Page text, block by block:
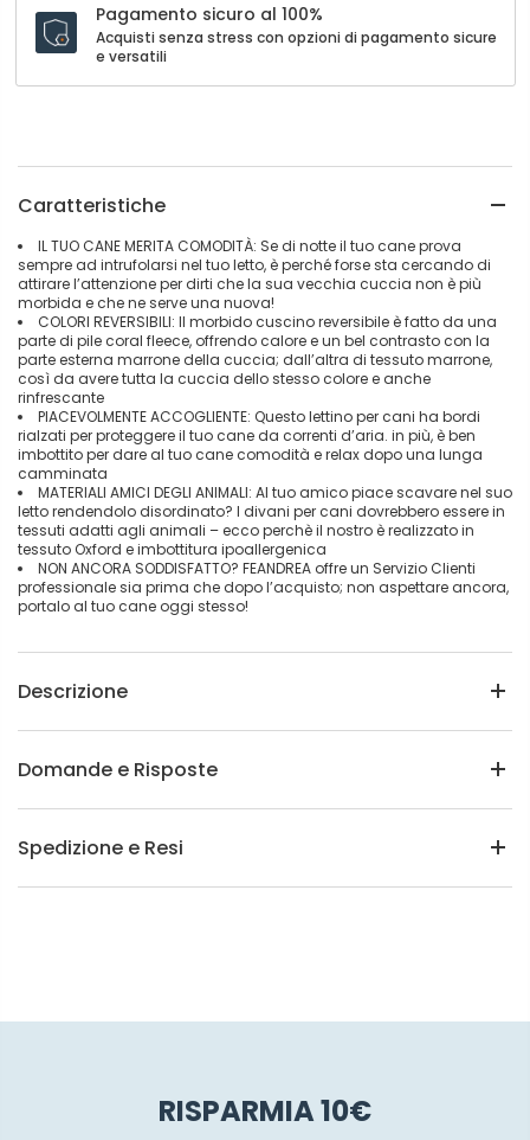
Pagamento sicuro al 100%
Acquisti senza stress con opzioni di pagamento sicure
e versatili
Caratteristiche
IL TUO CANE MERITA COMODITÀ: Se di notte il tuo cane prova
sempre ad intrufolarsi nel tuo letto, è perché forse sta cercando di
attirare l’attenzione per dirti che la sua vecchia cuccia non è più
morbida e che ne serve una nuova!
COLORI REVERSIBILI: Il morbido cuscino reversibile è fatto da una
parte di pile coral fleece, offrendo calore e un bel contrasto con la
parte esterna marrone della cuccia; dall’altra di tessuto marrone,
così da avere tutta la cuccia dello stesso colore e anche
rinfrescante
PIACEVOLMENTE ACCOGLIENTE: Questo lettino per cani ha bordi
rialzati per proteggere il tuo cane da correnti d’aria. in più, è ben
imbottito per dare al tuo cane comodità e relax dopo una lunga
camminata
MATERIALI AMICI DEGLI ANIMALI: Al tuo amico piace scavare nel suo
letto rendendolo disordinato? I divani per cani dovrebbero essere in
tessuti adatti agli animali – ecco perchè il nostro è realizzato in
tessuto Oxford e imbottitura ipoallergenica
NON ANCORA SODDISFATTO? FEANDREA offre un Servizio Clienti
professionale sia prima che dopo l’acquisto; non aspettare ancora,
portalo al tuo cane oggi stesso!
Descrizione
Domande e Risposte
Spedizione e Resi
RISPARMIA 10€